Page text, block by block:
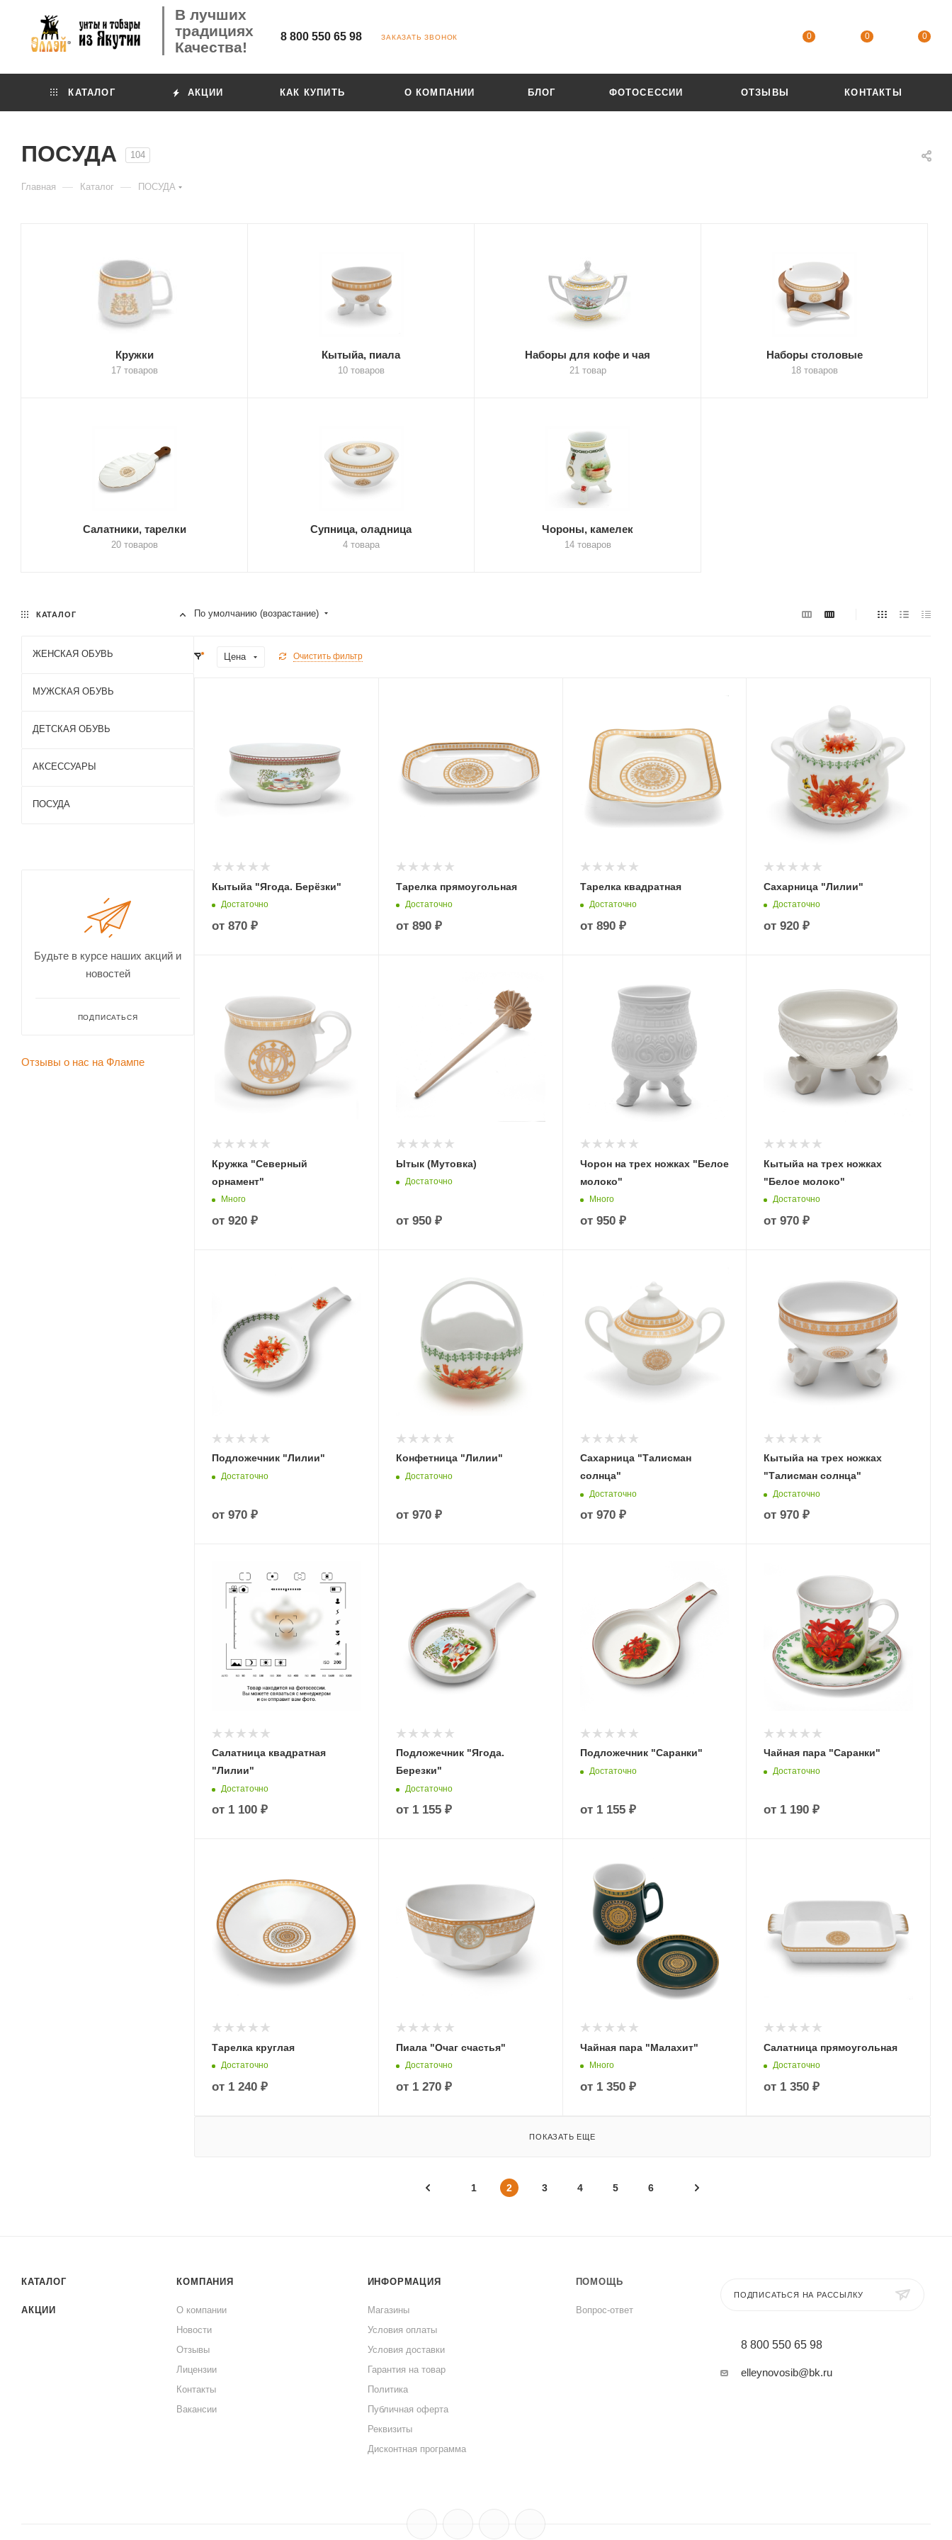
В лучших
традициях
Качества!
8 800 550 65 98 ЗАКАЗАТЬ ЗВОНОК 0 0 0
КАТАЛОГ АКЦИИ КАК КУПИТЬ О КОМПАНИИ БЛОГ ФОТОСЕССИИ ОТЗЫВЫ КОНТАКТЫ
ПОСУДА 104
Главная — Каталог — ПОСУДА
Кружки
17 товаров
Кытыйа, пиала
10 товаров
Наборы для кофе и чая
21 товар
Наборы столовые
18 товаров
Салатники, тарелки
20 товаров
Супница, оладница
4 товара
Чороны, камелек
14 товаров
По умолчанию (возрастание)
Цена Очистить фильтр
Кытыйа "Ягода. Берёзки"
Достаточно
от 870 ₽
Тарелка прямоугольная
Достаточно
от 890 ₽
Тарелка квадратная
Достаточно
от 890 ₽
Сахарница "Лилии"
Достаточно
от920 ₽
Кружка "Северный
орнамент"
Много
от 920 ₽
Ытык (Мутовка)
Достаточно
от 950 ₽
Чорон на трех ножках "Белое
молоко"
Много
от 950 ₽
Кытыйа на трех ножках
"Белое молоко"
Достаточно
от970 ₽
Подложечник "Лилии"
Достаточно
от 970 ₽
Конфетница "Лилии"
Достаточно
от 970 ₽
Сахарница "Талисман
солнца"
Достаточно
от 970 ₽
Кытыйа на трех ножках
"Талисман солнца"
Достаточно
от970 ₽
Салатница квадратная
"Лилии"
Достаточно
от 1 100 ₽
Подложечник "Ягода.
Березки"
Достаточно
от 1 155 ₽
Подложечник "Саранки"
Достаточно
от 1 155 ₽
Чайная пара "Саранки"
Достаточно
от 1 190 ₽
Тарелка круглая
Достаточно
от 1 240 ₽
Пиала "Очаг счастья"
Достаточно
от 1 270 ₽
Чайная пара "Малахит"
Много
от 1 350 ₽
Салатница прямоугольная
Достаточно
от 1 350 ₽
ПОКАЗАТЬ ЕЩЕ
1 2 3 4 5 6
КАТАЛОГ
ЖЕНСКАЯ ОБУВЬ
МУЖСКАЯ ОБУВЬ
ДЕТСКАЯ ОБУВЬ
АКСЕССУАРЫ
ПОСУДА
Будьте в курсе наших акций и
новостей
ПОДПИСАТЬСЯ
Отзывы о нас на Флампе
КАТАЛОГ
АКЦИИ
КОМПАНИЯ
О компании
Новости
Отзывы
Лицензии
Контакты
Вакансии
ИНФОРМАЦИЯ
Магазины
Условия оплаты
Условия доставки
Гарантия на товар
Политика
Публичная оферта
Реквизиты
Дисконтная программа
ПОМОЩЬ
Вопрос-ответ
ПОДПИСАТЬСЯ НА РАССЫЛКУ
8 800 550 65 98
elleynovosib@bk.ru